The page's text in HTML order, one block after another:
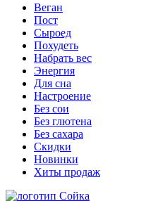
Веган
Пост
Сыроед
Похудеть
Набрать вес
Энергия
Для сна
Настроение
Без сои
Без глютена
Без сахара
Скидки
Новинки
Хиты продаж